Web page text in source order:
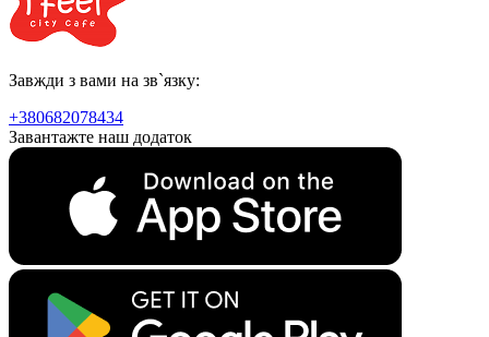
Завжди з вами на зв`язку:
+380682078434
Завантажте наш додаток